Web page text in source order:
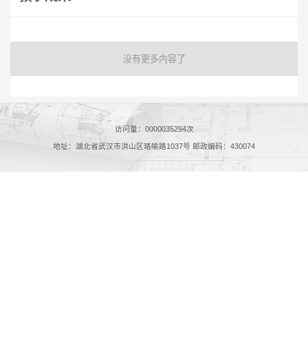
没有更多内容了
访问量： 0000035294次
地址：湖北省武汉市洪山区珞喻路1037号 邮政编码：430074